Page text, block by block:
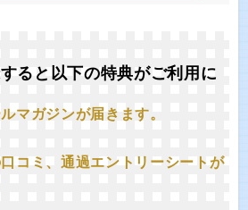
ると以下の特典がご利用に
マガジンが届きます。
コミ、通過エントリーシートが